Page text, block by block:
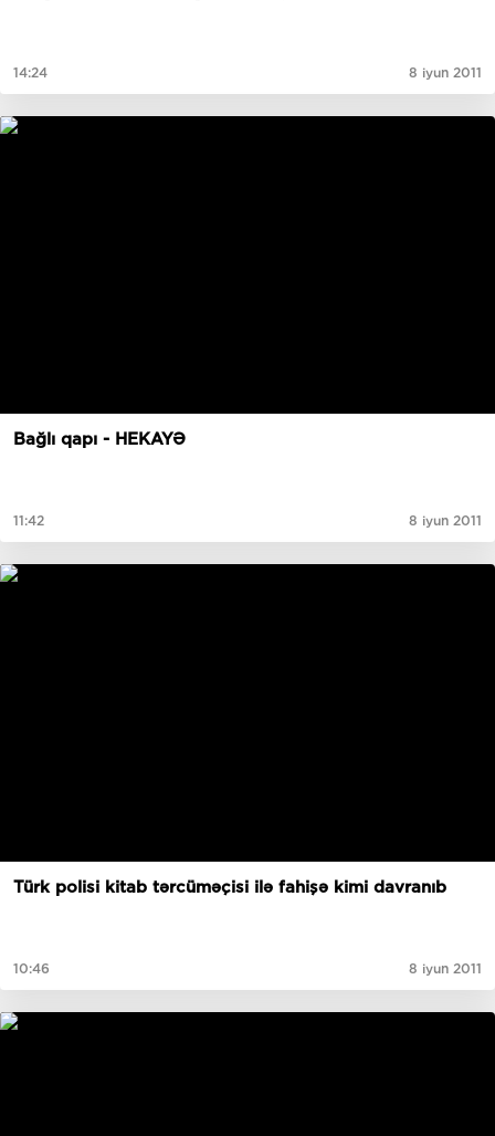
14:24 8 iyun 2011
Bağlı qapı - HEKAYƏ
11:42 8 iyun 2011
Türk polisi kitab tərcüməçisi ilə fahişə kimi davranıb
10:46 8 iyun 2011